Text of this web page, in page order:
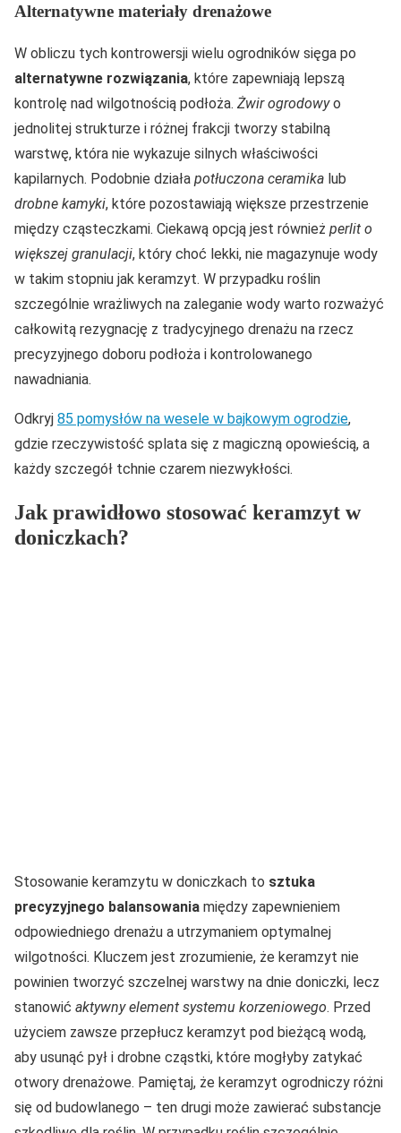
Alternatywne materiały drenażowe
W obliczu tych kontrowersji wielu ogrodników sięga po
alternatywne rozwiązania, które zapewniają lepszą
kontrolę nad wilgotnością podłoża. Żwir ogrodowyo
jednolitej strukturze i różnej frakcji tworzy stabilną
warstwę, która nie wykazuje silnych właściwości
kapilarnych. Podobnie działa potłuczona ceramika lub
drobne kamyki, które pozostawiają większe przestrzenie
między cząsteczkami. Ciekawą opcją jest również perlit o
większej granulacji, który choć lekki, nie magazynuje wody
w takim stopniu jak keramzyt. W przypadku roślin
szczególnie wrażliwych na zaleganie wody warto rozważyć
całkowitą rezygnację z tradycyjnego drenażu na rzecz
precyzyjnego doboru podłoża i kontrolowanego
nawadniania.
Odkryj 85 pomysłów na wesele w bajkowym ogrodzie,
gdzie rzeczywistość splata się z magiczną opowieścią, a
każdy szczegół tchnie czarem niezwykłości.
Jak prawidłowo stosować keramzyt w
doniczkach?
Stosowanie keramzytu w doniczkach to sztuka
precyzyjnego balansowania między zapewnieniem
odpowiedniego drenażu a utrzymaniem optymalnej
wilgotności. Kluczem jest zrozumienie, że keramzyt nie
powinien tworzyć szczelnej warstwy na dnie doniczki, lecz
stanowić aktywny element systemu korzeniowego. Przed
użyciem zawsze przepłucz keramzyt pod bieżącą wodą,
aby usunąć pył i drobne cząstki, które mogłyby zatykać
otwory drenażowe. Pamiętaj, że keramzyt ogrodniczy różni
się od budowlanego – ten drugi może zawierać substancje